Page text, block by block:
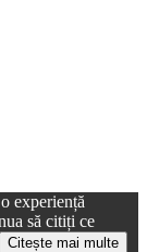
experiență
să citiți ce
Citește mai multe